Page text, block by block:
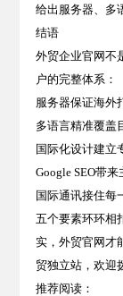
给出服务器、多
结语
外贸企业官网不
户的完整体系：
服务器保证海外
多语言精准覆盖
国际化设计建立
Google SEO带来
国际通讯接住每
五个要素环环相
实，外贸官网才
贸独立站，欢迎
推荐阅读：